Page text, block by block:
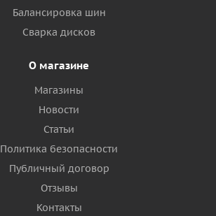
Балансировка шин
Сварка дисков
О магазине
Магазины
Новости
Статьи
Политика безопасности
Публичный договор
Отзывы
Контакты